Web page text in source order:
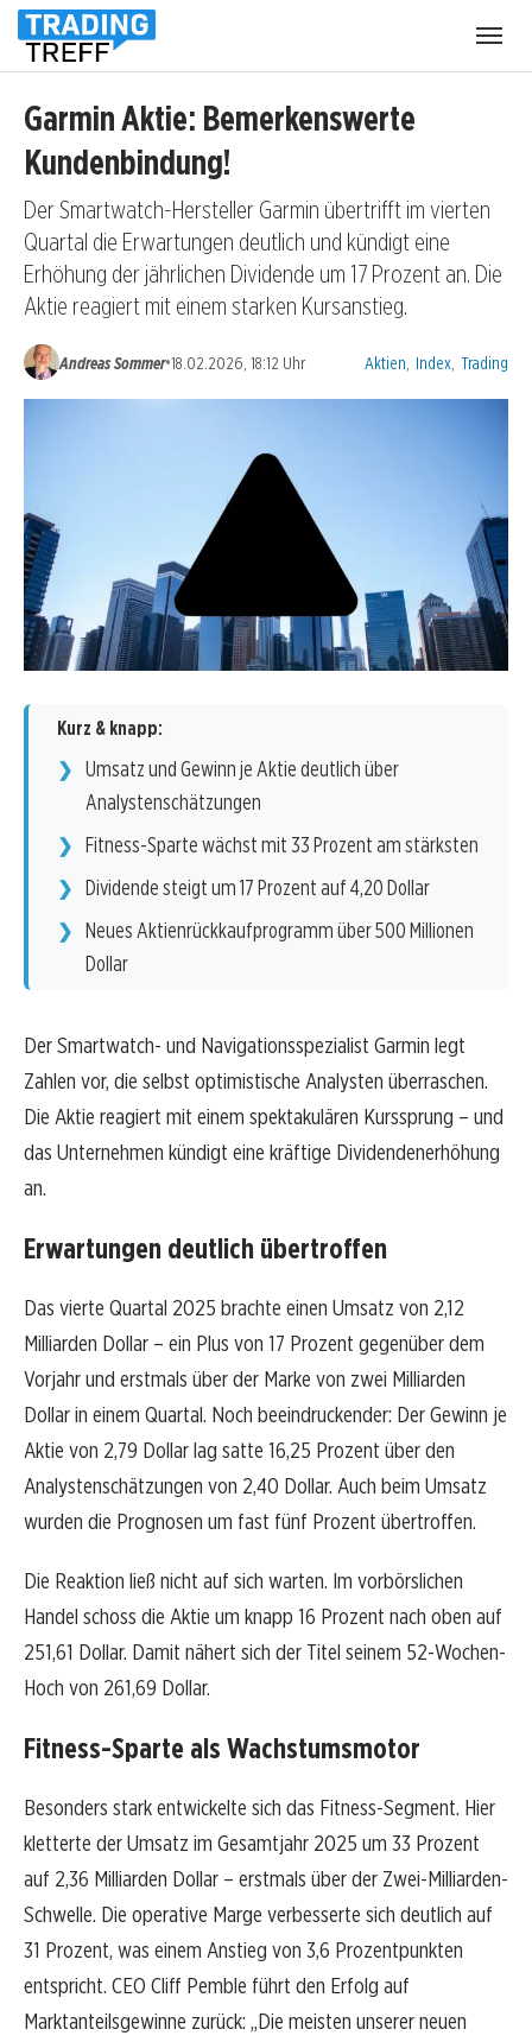
Garmin Aktie: Bemerkenswerte
Kundenbindung!
Der Smartwatch-Hersteller Garmin übertrifft im vierten
Quartal die Erwartungen deutlich und kündigt eine
Erhöhung der jährlichen Dividende um 17 Prozent an. Die
Aktie reagiert mit einem starken Kursanstieg.
Andreas Sommer•18.02.2026, 18:12 Uhr Kategorien:
Aktien Index Trading
Kurz & knapp:
Umsatz und Gewinn je Aktie deutlich über
Analystenschätzungen
Fitness-Sparte wächst mit 33 Prozent am stärksten
Dividende steigt um 17 Prozent auf 4,20 Dollar
Neues Aktienrückkaufprogramm über 500 Millionen
Dollar
Der Smartwatch- und Navigationsspezialist Garmin legt
Zahlen vor, die selbst optimistische Analysten überraschen.
Die Aktie reagiert mit einem spektakulären Kurssprung – und
das Unternehmen kündigt eine kräftige Dividendenerhöhung
an.
Erwartungen deutlich übertroffen
Das vierte Quartal 2025 brachte einen Umsatz von 2,12
Milliarden Dollar – ein Plus von 17 Prozent gegenüber dem
Vorjahr und erstmals über der Marke von zwei Milliarden
Dollar in einem Quartal. Noch beeindruckender: Der Gewinn je
Aktie von 2,79 Dollar lag satte 16,25 Prozent über den
Analystenschätzungen von 2,40 Dollar. Auch beim Umsatz
wurden die Prognosen um fast fünf Prozent übertroffen.
Die Reaktion ließ nicht auf sich warten. Im vorbörslichen
Handel schoss die Aktie um knapp 16 Prozent nach oben auf
251,61 Dollar. Damit nähert sich der Titel seinem 52-Wochen-
Hoch von 261,69 Dollar.
Fitness-Sparte als Wachstumsmotor
Besonders stark entwickelte sich das Fitness-Segment. Hier
kletterte der Umsatz im Gesamtjahr 2025 um 33 Prozent
auf 2,36 Milliarden Dollar – erstmals über der Zwei-Milliarden-
Schwelle. Die operative Marge verbesserte sich deutlich auf
31 Prozent, was einem Anstieg von 3,6 Prozentpunkten
entspricht. CEO Cliff Pemble führt den Erfolg auf
Marktanteilsgewinne zurück: „Die meisten unserer neuen